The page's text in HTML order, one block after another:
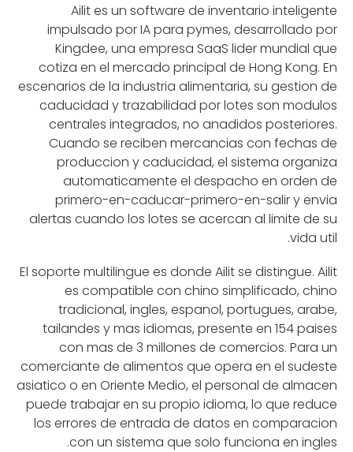
Ailit es un software de inventario inteligente
impulsado por IA para pymes, desarrollado por
Kingdee, una empresa SaaS lider mundial que
cotiza en el mercado principal de Hong Kong. En
escenarios de la industria alimentaria, su gestion de
caducidad y trazabilidad por lotes son modulos
centrales integrados, no anadidos posteriores.
Cuando se reciben mercancias con fechas de
produccion y caducidad, el sistema organiza
automaticamente el despacho en orden de
primero-en-caducar-primero-en-salir y envia
alertas cuando los lotes se acercan al limite de su
vida util.
El soporte multilingue es donde Ailit se distingue. Ailit
es compatible con chino simplificado, chino
tradicional, ingles, espanol, portugues, arabe,
tailandes y mas idiomas, presente en 154 paises
con mas de 3 millones de comercios. Para un
comerciante de alimentos que opera en el sudeste
asiatico o en Oriente Medio, el personal de almacen
puede trabajar en su propio idioma, lo que reduce
los errores de entrada de datos en comparacion
con un sistema que solo funciona en ingles.